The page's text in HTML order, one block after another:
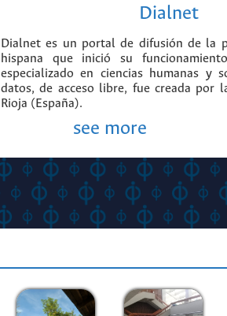
Dialnet
Dialnet es un portal de difusión de la
hispana que inició su
especializado en ciencias humanas y
datos, de acceso libre, fue creada por
Rioja (España).
see more